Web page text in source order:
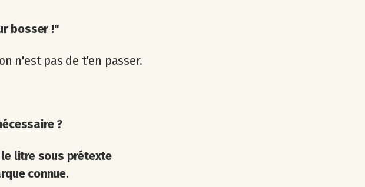
bosser !"
n'est pas de t'en passer.
?
litre sous prétexte
connue.